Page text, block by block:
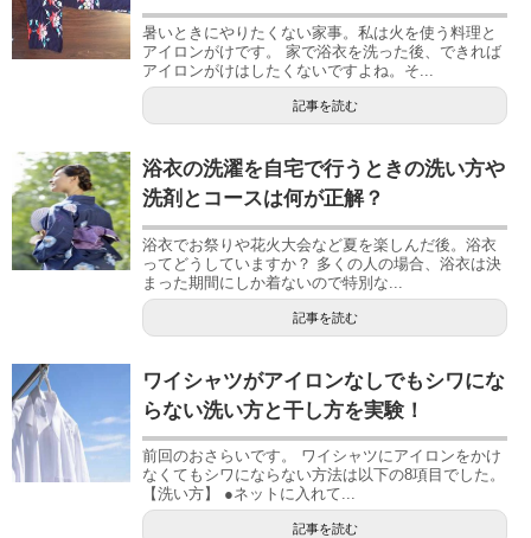
暑いときにやりたくない家事。私は火を使う料理と
アイロンがけです。 家で浴衣を洗った後、できれば
アイロンがけはしたくないですよね。そ...
記事を読む
浴衣の洗濯を自宅で行うときの洗い方や
洗剤とコースは何が正解？
浴衣でお祭りや花火大会など夏を楽しんだ後。浴衣
ってどうしていますか？ 多くの人の場合、浴衣は決
まった期間にしか着ないので特別な...
記事を読む
ワイシャツがアイロンなしでもシワにな
らない洗い方と干し方を実験！
前回のおさらいです。 ワイシャツにアイロンをかけ
なくてもシワにならない方法は以下の8項目でした。
【洗い方】 ●ネットに入れて...
記事を読む